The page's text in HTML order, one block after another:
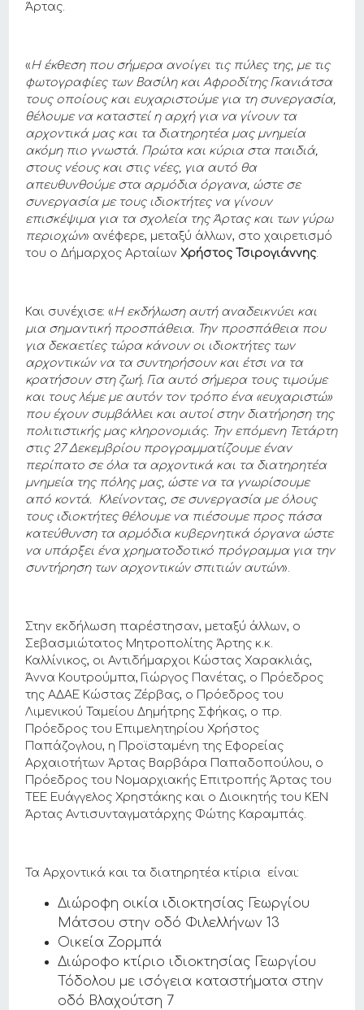
Άρτας.
«Η έκθεση που σήμερα ανοίγει τις πύλες της, με τις
φωτογραφίες των Βασίλη και Αφροδίτης Γκανιάτσα
τους οποίους και ευχαριστούμε για τη συνεργασία,
θέλουμε να καταστεί η αρχή για να γίνουν τα
αρχοντικά μας και τα διατηρητέα μας μνημεία
ακόμη πιο γνωστά. Πρώτα και κύρια στα παιδιά,
στους νέους και στις νέες, για αυτό θα
απευθυνθούμε στα αρμόδια όργανα, ώστε σε
συνεργασία με τους ιδιοκτήτες να γίνουν
επισκέψιμα για τα σχολεία της Άρτας και των γύρω
περιοχών» ανέφερε, μεταξύ άλλων, στο χαιρετισμό
του ο Δήμαρχος ΑρταίωνΧρήστος Τσιρογιάννης.
Και συνέχισε: «Η εκδήλωση αυτή αναδεικνύει και
μια σημαντική προσπάθεια. Την προσπάθεια που
για δεκαετίες τώρα κάνουν οι ιδιοκτήτες των
αρχοντικών να τα συντηρήσουν και έτσι να τα
κρατήσουν στη ζωή. Για αυτό σήμερα τους τιμούμε
και τους λέμε με αυτόν τον τρόπο ένα «ευχαριστώ»
που έχουν συμβάλλει και αυτοί στην διατήρηση της
πολιτιστικής μας κληρονομιάς. Την επόμενη Τετάρτη
στις 27 Δεκεμβρίου προγραμματίζουμε έναν
περίπατο σε όλα τα αρχοντικά και τα διατηρητέα
μνημεία της πόλης μας, ώστε να τα γνωρίσουμε
από κοντά. Κλείνοντας, σε συνεργασία με όλους
τους ιδιοκτήτες θέλουμε να πιέσουμε προς πάσα
κατεύθυνση τα αρμόδια κυβερνητικά όργανα ώστε
να υπάρξει ένα χρηματοδοτικό πρόγραμμα για την
συντήρηση των αρχοντικών σπιτιών αυτών».
Στην εκδήλωση παρέστησαν, μεταξύ άλλων, ο
Σεβασμιώτατος Μητροπολίτης Άρτης κ.κ.
Καλλίνικος, οι Αντιδήμαρχοι Κώστας Χαρακλιάς,
Άννα Κουτρούμπα, Γιώργος Πανέτας, ο Πρόεδρος
της ΑΔΑΕ Κώστας Ζέρβας, ο Πρόεδρος του
Λιμενικού Ταμείου Δημήτρης Σφήκας, ο πρ.
Πρόεδρος του Επιμελητηρίου Χρήστος
Παπάζογλου, η Προϊσταμένη της Εφορείας
Αρχαιοτήτων Άρτας Βαρβάρα Παπαδοπούλου, ο
Πρόεδρος του Νομαρχιακής Επιτροπής Άρτας του
ΤΕΕ Ευάγγελος Χρηστάκης και ο Διοικητής του ΚΕΝ
Άρτας Αντισυνταγματάρχης Φώτης Καραμπάς.
Τα Αρχοντικά και τα διατηρητέα κτίρια είναι:
Διώροφη οικία ιδιοκτησίας Γεωργίου
Μάτσου στην οδό Φιλελλήνων 13
Οικεία Ζορμπά
Διώροφο κτίριο ιδιοκτησίας Γεωργίου
Τόδολου με ισόγεια καταστήματα στην
οδό Βλαχούτση 7